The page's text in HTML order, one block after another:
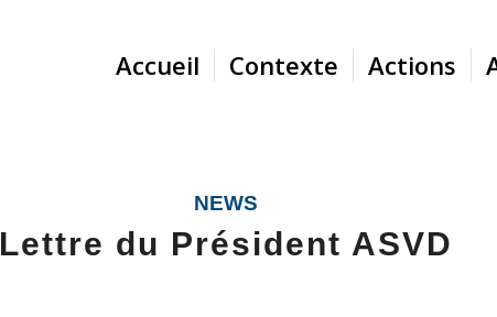
Accueil Contexte Actions
NEWS
Lettre du Président ASVD